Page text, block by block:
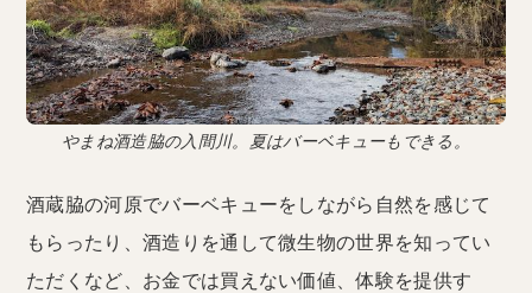
やまね酒造脇の入間川。夏はバーベキューもできる。
酒蔵脇の河原でバーベキューをしながら自然を感じて
もらったり、酒造りを通して微生物の世界を知ってい
ただくなど、お金では買えない価値、体験を提供す